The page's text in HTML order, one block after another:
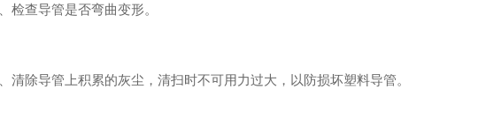
查导管是否弯曲变形。
除导管上积累的灰尘，清扫时不可用力过大，以防损坏塑料导管。